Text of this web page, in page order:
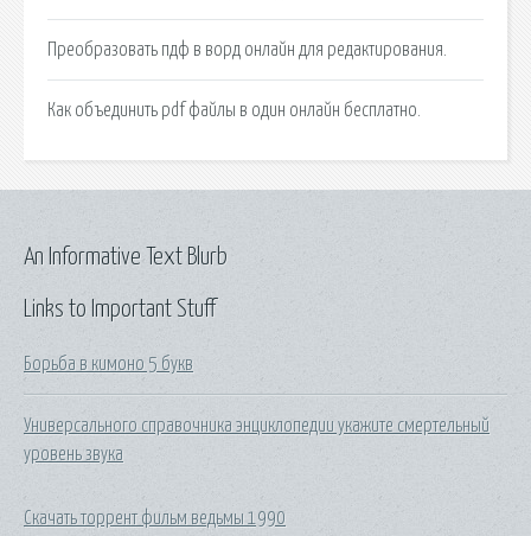
Преобразовать пдф в ворд онлайн для редактирования.
Как объединить pdf файлы в один онлайн бесплатно.
Links to Important Stuff
Борьба в кимоно 5 букв
Универсального справочника энциклопедии укажите смертельный
уровень звука
Скачать торрент фильм ведьмы 1990
An Informative Text Blurb